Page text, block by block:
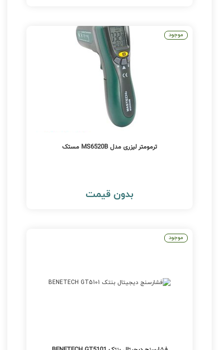
ترمومتر لیزری مدل MS6520B مستک
بدون قیمت
موجود
موجود